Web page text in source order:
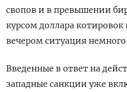
свопов и в превышении
курсом доллара
вечером ситуация
Введенные в ответ на
западные санкции уже